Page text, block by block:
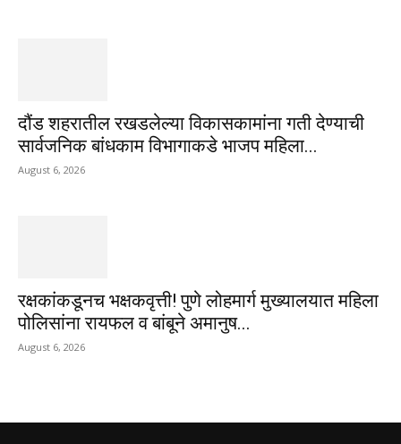
दौंड शहरातील रखडलेल्या विकासकामांना गती देण्याची
सार्वजनिक बांधकाम विभागाकडे भाजप महिला...
August 6, 2026
रक्षकांकडूनच भक्षकवृत्ती! पुणे लोहमार्ग मुख्यालयात महिला
पोलिसांना रायफल व बांबूने अमानुष...
August 6, 2026